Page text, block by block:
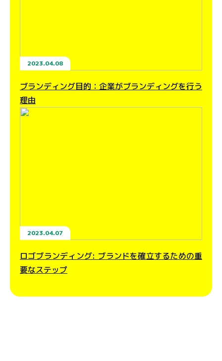
2023.04.08
ブランディング目的：企業がブランディングを行う
理由
2023.04.07
ロゴブランディング: ブランドを確立するための重
要なステップ